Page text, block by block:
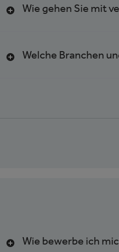
Wie gehen Sie mit
Welche Branchen
Wie bewerbe ich